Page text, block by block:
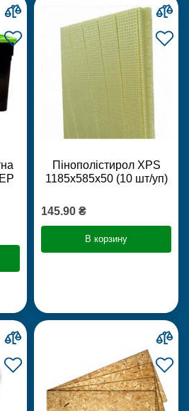
Пінополістирол XPS
1185х585х50 (10 шт/уп)
145.90 ₴
В корзину